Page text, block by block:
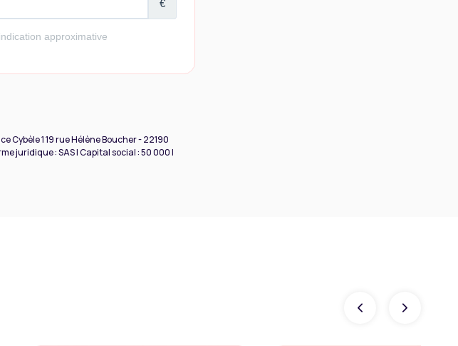
Cybèle 1 19 rue Hélène Boucher - 22190
juridique : SAS | Capital social : 50 000 |